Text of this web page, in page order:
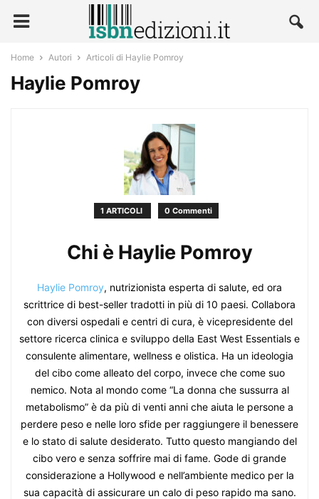
Home Autori Articoli di Haylie Pomroy
Haylie Pomroy
1 ARTICOLI 0 Commenti
Chi è Haylie Pomroy
Haylie Pomroy, nutrizionista esperta di salute, ed ora
scrittrice di best-seller tradotti in più di 10 paesi. Collabora
con diversi ospedali e centri di cura, è vicepresidente del
settore ricerca clinica e sviluppo della East West Essentials e
consulente alimentare, wellness e olistica. Ha un ideologia
del cibo come alleato del corpo, invece che come suo
nemico. Nota al mondo come “La donna che sussurra al
metabolismo” è da più di venti anni che aiuta le persone a
perdere peso e nelle loro sfide per raggiungere il benessere
e lo stato di salute desiderato. Tutto questo mangiando del
cibo vero e senza soffrire mai di fame. Gode di grande
considerazione a Hollywood e nell’ambiente medico per la
sua capacità di assicurare un calo di peso rapido ma sano.